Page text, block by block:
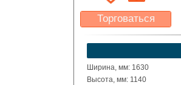
Торговаться
Какая цена Вас
устроит?
Указать цену
Ширина, мм: 1630
Высота, мм: 1140